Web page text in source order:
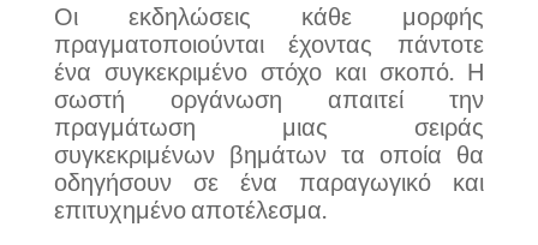
Οι εκδηλώσεις κάθε μορφής
πραγματοποιούνται έχοντας πάντοτε
ένα συγκεκριμένο στόχο και σκοπό. Η
σωστή οργάνωση απαιτεί την
πραγμάτωση μιας σειράς
συγκεκριμένων βημάτων τα οποία θα
οδηγήσουν σε ένα παραγωγικό και
επιτυχημένο αποτέλεσμα.